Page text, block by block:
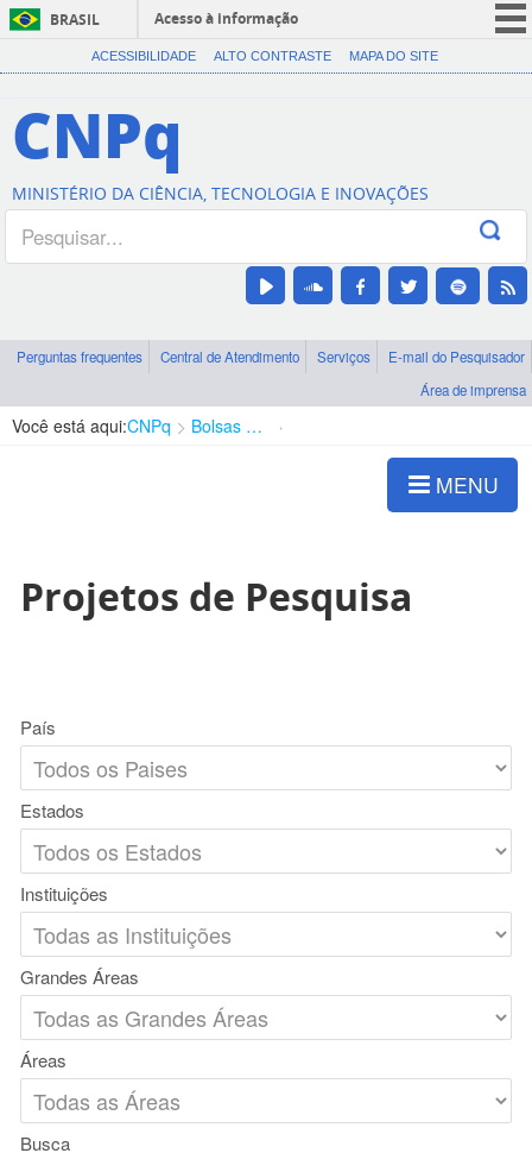
BRASIL
Acesso à informação
CORONAVÍRUS (COVID-19)
Canais
ACESSIBILIDADE ALTO CONTRASTE MAPA DO SITE
CNPq
MINISTÉRIO DA CIÊNCIA, TECNOLOGIA E INOVAÇÕES
Perguntas frequentes Central de Atendimento Serviços
E-mail do Pesquisador
Área de imprensa
Você está aqui:CNPq Bolsas e Auxílios Vigentes
MENU
Projetos de Pesquisa
País
Estados
Instituições
Grandes Áreas
Áreas
Busca